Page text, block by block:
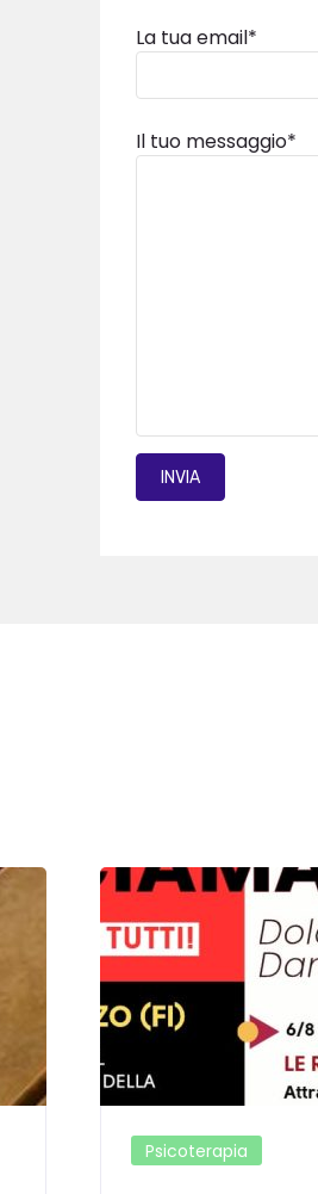
La tua email*
Il tuo messaggio*
Psicoterapia